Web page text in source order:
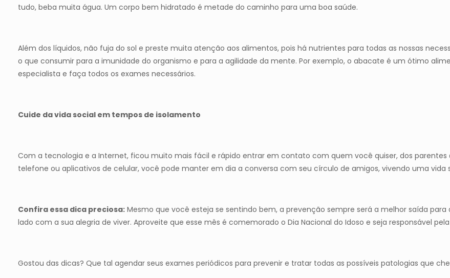
tudo, beba muita água. Um corpo bem hidratado é metade do caminho para uma boa saúde.
Além dos líquidos, não fuja do sol e preste muita atenção aos alimentos, pois há nutrientes para todas as nossas
o que consumir para a imunidade do organismo e para a agilidade da mente. Por exemplo, o abacate é um ótimo
especialista e faça todos os exames necessários.
Cuide da vida social em tempos de isolamento
Com a tecnologia e a Internet, ficou muito mais fácil e rápido entrar em contato com quem você quiser, dos parentes
telefone ou aplicativos de celular, você pode manter em dia a conversa com seu círculo de amigos, vivendo uma vida
Confira essa dica preciosa: Mesmo que você esteja se sentindo bem, a prevenção sempre será a melhor saída
lado com a sua alegria de viver. Aproveite que esse mês é comemorado o Dia Nacional do Idoso e seja responsável
Gostou das dicas? Que tal agendar seus exames periódicos para prevenir e tratar todas as possíveis patologias que